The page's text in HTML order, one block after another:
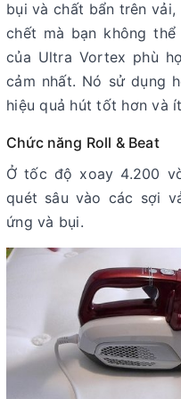
bụi và chất bẩn trên
chết mà bạn không
của Ultra Vortex phù
cảm nhất. Nó sử dụng
hiệu quả hút tốt hơn và
Chức năng Roll & Beat
Ở tốc độ xoay 4.200
quét sâu vào các sợi
ứng và bụi.